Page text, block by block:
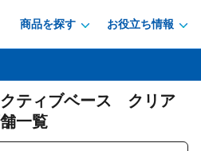
商品を探す お役立ち情報
ティブベース クリア
一覧